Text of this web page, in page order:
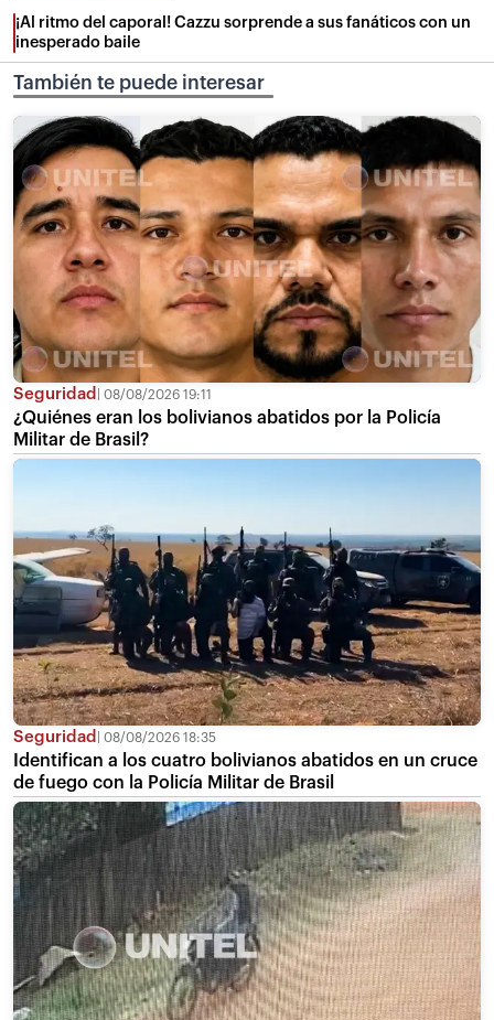
¡Al ritmo del caporal! Cazzu sorprende a sus fanáticos con un
inesperado baile
También te puede interesar
Seguridad 08/08/2026 19:11
¿Quiénes eran los bolivianos abatidos por la Policía
Militar de Brasil?
Seguridad 08/08/2026 18:35
Identifican a los cuatro bolivianos abatidos en un cruce
de fuego con la Policía Militar de Brasil